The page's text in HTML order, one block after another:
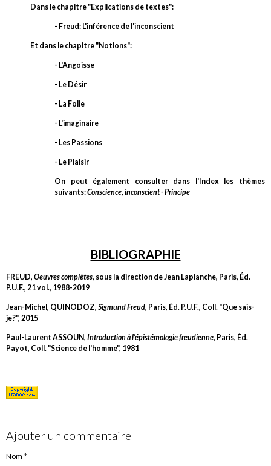
Dans le chapitre "Explications de textes":
- Freud: L'inférence de l'inconscient
Et dans le chapitre "Notions":
- L'Angoisse
- Le Désir
- La Folie
- L'imaginaire
- Les Passions
- Le Plaisir
On peut également consulter dans l'Index les thèmes
suivants:Conscience, inconscient - Principe
BIBLIOGRAPHIE
FREUD, Oeuvres complètes, sous la direction de Jean Laplanche, Paris, Éd.
P.U.F., 21 vol., 1988-2019
Jean-Michel, QUINODOZ, Sigmund Freud, Paris, Éd. P.U.F., Coll. "Que sais-
je?", 2015
Paul-Laurent ASSOUN, Introduction à l'épistémologie freudienne, Paris, Éd.
Payot, Coll. "Science de l'homme", 1981
Ajouter un commentaire
Nom